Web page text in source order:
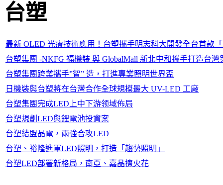
台塑
最新 OLED 光療技術應用！台塑攜手明志科大開發全台首款
台塑集團 -NKFG 福機裝 與 GlobalMall 新北中和攜手打造台
台塑集團跨業攜手”智” 造，打進專業照明世界盃
日機裝與台塑將在台灣合作全球規模最大 UV-LED 工廠
台塑集團完成LED上中下游领域佈局
台塑規劃LED與鋰電池投資案
台塑結盟晶電，兩強合攻LED
台塑、裕隆進軍LED照明，打造「趨勢照明」
台塑LED部署新格局，南亞、嘉晶擦火花